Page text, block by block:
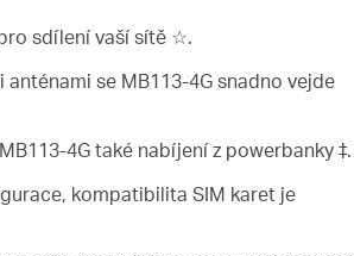
sdílení vaší sítě ☆.
se MB113-4G snadno vejde
4G také nabíjení z powerbanky‡.
kompatibilita SIM karet je